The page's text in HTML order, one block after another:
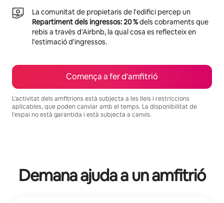
La comunitat de propietaris de l'edifici percep un
Repartiment dels ingressos: 20 %dels cobraments que
rebis a través d'Airbnb, la qual cosa es reflecteix en
l'estimació d'ingressos.
Comença a fer d'amfitrió
L'activitat dels amfitrions està subjecta a les lleis i restriccions
aplicables, que poden canviar amb el temps. La disponibilitat de
l'espai no està garantida i està subjecta a canvis.
Demana ajuda a un amfitrió